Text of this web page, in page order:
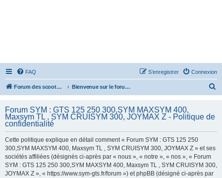
FAQ Connexion
S’enregistrer
Forum des scooters SYM - GTS -MAXSYM - CRUISYM - JOYMAX - Maxsym TL Bienvenue sur le forum des scooters de la gamme SYM
e
h
Forum SYM : GTS 125 250 300,SYM MAXSYM 400,
Maxsym TL , SYM CRUISYM 300, JOYMAX Z - Politique de
confidentialité
Cette politique explique en détail comment « Forum SYM : GTS 125 250
300,SYM MAXSYM 400, Maxsym TL , SYM CRUISYM 300, JOYMAX Z » et ses
sociétés affiliées (désignés ci-après par « nous », « notre », « nos », « Forum
SYM : GTS 125 250 300,SYM MAXSYM 400, Maxsym TL , SYM CRUISYM 300,
JOYMAX Z », « https://www.sym-gts.fr/forum ») et phpBB (désigné ci-après par